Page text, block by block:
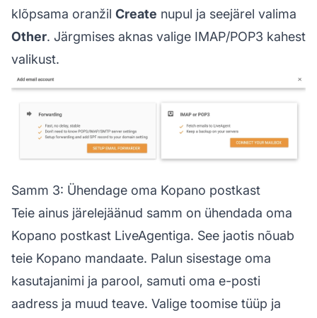
klõpsama oranžil Create nupul ja seejärel valima
Other. Järgmises aknas valige IMAP/POP3 kahest
valikust.
Samm 3: Ühendage oma Kopano postkast
Teie ainus järelejäänud samm on ühendada oma
Kopano postkast LiveAgentiga. See jaotis nõuab
teie Kopano mandaate. Palun sisestage oma
kasutajanimi ja parool, samuti oma e-posti
aadress ja muud teave. Valige toomise tüüp ja